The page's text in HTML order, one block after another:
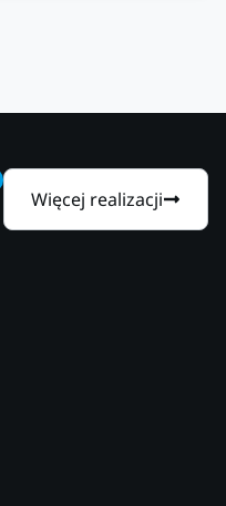
Więcej realizacji